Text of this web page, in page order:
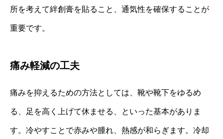
所を考えて絆創膏を貼ること、通気性を確保することが
重要です。
痛み軽減の工夫
痛みを抑えるための方法としては、靴や靴下をゆるめ
る、足を高く上げて休ませる、といった基本がありま
す。冷やすことで赤みや腫れ、熱感が和らぎます。冷却